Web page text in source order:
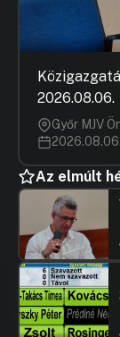
tervlapjának
folyómeder-
miatt” tárgyú
meghozatalára
28.napirend:
Győrszentiván,
- Éltes M. u. -
módosítás
29.napirend:
2026.08.06.
Győr MJV
2026.08.06.
Az elmúlt